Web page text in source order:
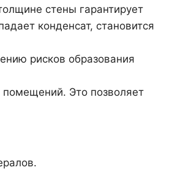
стены гарантирует
конденсат, становится
рисков образования
помещений. Это позволяет